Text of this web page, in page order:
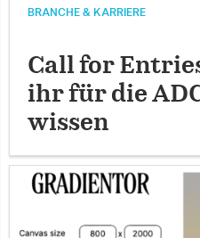
BRANCHE & KARRIERE
Call for
ihr für die
wissen